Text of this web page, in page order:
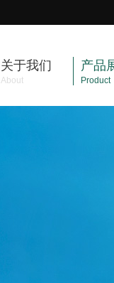
关于我们
About
产品
Product